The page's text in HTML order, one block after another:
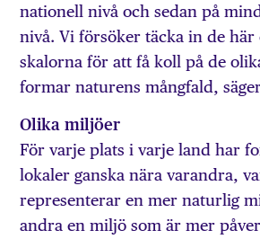
nationell nivå och sedan på
nivå. Vi försöker täcka in de här
skalorna för att få koll på de
formar naturens mångfald,
Olika miljöer
För varje plats i varje land har
lokaler ganska nära varandra,
representerar en mer naturlig
andra en miljö som är mer